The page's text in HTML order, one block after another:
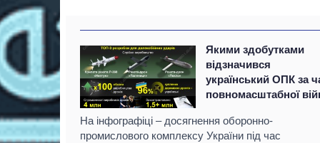
Якими здобутками
відзначився
український ОПК за
повномасштабної
На інфографіці – досягнення оборонно-
промислового комплексу України під час